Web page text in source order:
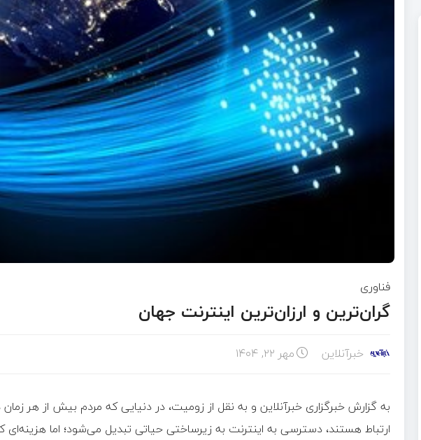
فناوری
گران‌ترین و ارزان‌ترین اینترنت جهان
خبرآنلاین مهر ۲۲, ۱۴۰۴
به گزارش خبرگزاری خبرآنلاین و به نقل از زومیت، در دنیایی که مردم بیش از هر
ارتباط هستند، دسترسی به اینترنت به زیرساختی حیاتی تبدیل می‌شود؛ اما هزینه‌ای